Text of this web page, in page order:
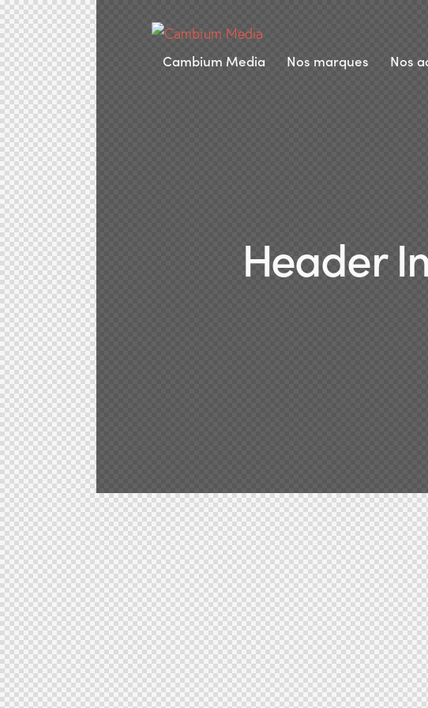
Cambium Media Nos marques Nos
Header